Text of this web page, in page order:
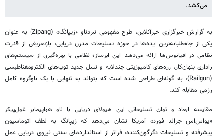
می‌کشد.
به گزارش خبرگزاری خبرآنلاین، طرح مفهومی نبردناو «زیپانگ» (Zipang) به عنوان
یکی از جاه‌طلبانه‌ترین ایده‌ها در حوزه تسلیحات مدرن دریایی، بازتعریفی از قدرت
نظامی در اقیانوس‌ها ارائه می‌دهد. این ابرسازه نظامی با بهره‌گیری از سیستم‌های
راداری پنهان‌کار، زره‌های کامپوزیتی چندلایه و نسل جدید توپ‌های الکترومغناطیسی
(Railgun)، به گونه‌ای طراحی شده است که بتواند به تنهایی با یک ناوگروه کامل
رزمی مقابله کند.
مقایسه ابعاد و توان تسلیحاتی این هیولای دریایی با ناو هواپیمابر غول‌پیکر
«یواس‌اس جرالد فورد» آمریکا نشان می‌دهد که زیپانگ به لطف اتوماسیون
پیشرفته و تسلیحات دگرگون‌کننده، فراتر از استانداردهای سنتی نیروی دریایی عمل